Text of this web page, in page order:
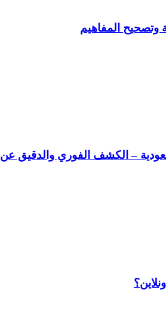
وتصحيح المفاهيم
– الكشف الفوري والدقيق عن 12 مادة